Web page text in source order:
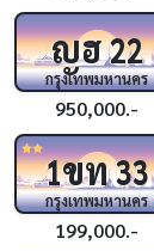
ญฮ22
กรุงเทพมหานคร
950,000.-
1ขท33
กรุงเทพมหานคร
199,000.-